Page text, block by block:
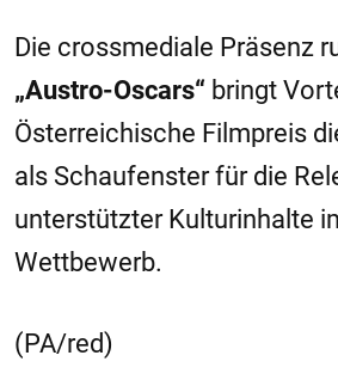
Die crossmediale Präsenz
„Austro-Oscars“ bringt
Österreichische Filmpreis
als Schaufenster für die
unterstützter Kulturinhalte
Wettbewerb.
(PA/red)